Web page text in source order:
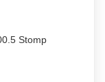
Stomp